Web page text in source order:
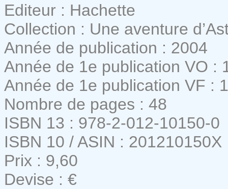
Editeur : Hachette
Collection : Une aventure
Année de publication : 2004
Année de 1e publication VO :
Année de 1e publication VF :
Nombre de pages : 48
ISBN 13 : 978-2-012-10150-0
ISBN 10 / ASIN : 201210150X
Prix : 9,60
Devise : €